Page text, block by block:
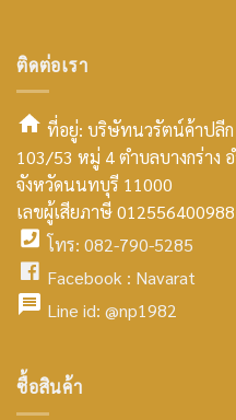
ติดต่อเรา
smt2
home
icon
ที่อยู่: บริษัทนวรัตน์ค้าปลีก
103/53 หมู่ 4 ตำบลบางกร่าง
จังหวัดนนทบุรี 11000
เลขผู้เสียภาษี
facebook
icon
โทร: 082-790-5285
facebook
Facebook : Navarat
icon
Line id: @np1982
ซื้อสินค้า